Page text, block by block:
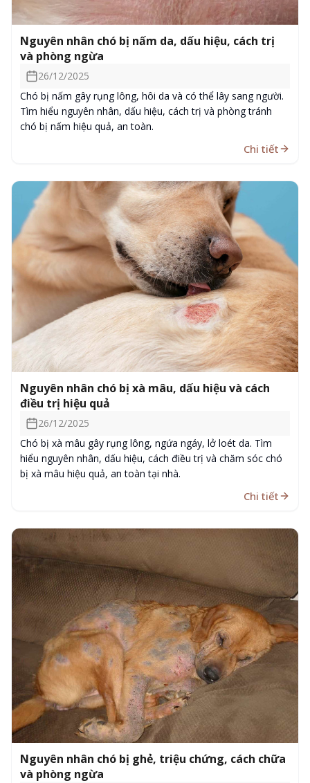
Nguyên nhân chó bị nấm da, dấu hiệu, cách trị
và phòng ngừa
26/12/2025
Chó bị nấm gây rụng lông, hôi da và có thể lây sang người.
Tìm hiểu nguyên nhân, dấu hiệu, cách trị và phòng tránh
chó bị nấm hiệu quả, an toàn.
Chi tiết
Nguyên nhân chó bị xà mâu, dấu hiệu và cách
điều trị hiệu quả
26/12/2025
Chó bị xà mâu gây rụng lông, ngứa ngáy, lở loét da. Tìm
hiểu nguyên nhân, dấu hiệu, cách điều trị và chăm sóc chó
bị xà mâu hiệu quả, an toàn tại nhà.
Chi tiết
Nguyên nhân chó bị ghẻ, triệu chứng, cách chữa
và phòng ngừa